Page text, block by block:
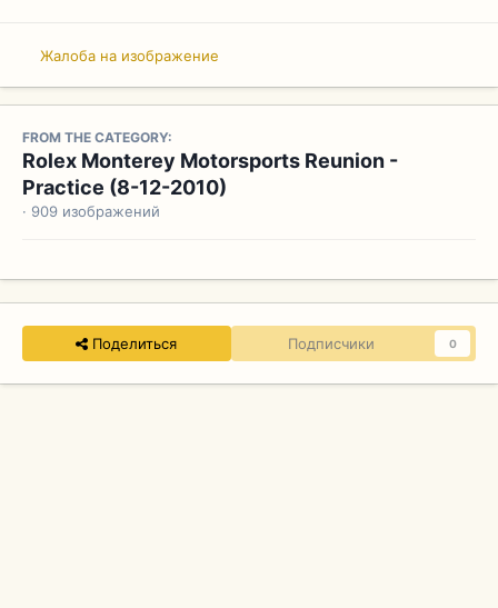
Жалоба на изображение
FROM THE CATEGORY:
Rolex Monterey Motorsports Reunion -
Practice (8-12-2010)
· 909 изображений
Поделиться Подписчики 0